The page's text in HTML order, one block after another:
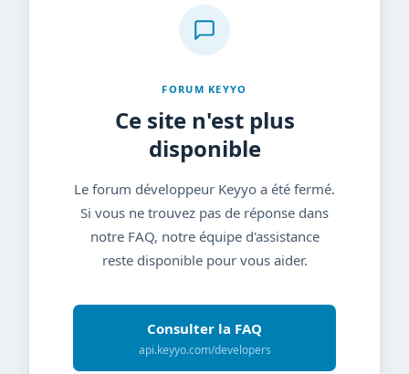
FORUM KEYYO
Ce site n'est plus
disponible
Le forum développeur Keyyo a été fermé.
Si vous ne trouvez pas de réponse dans
notre FAQ, notre équipe d'assistance
reste disponible pour vous aider.
Consulter la FAQ
api.keyyo.com/developers